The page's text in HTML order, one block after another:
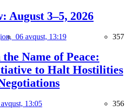
August 3–5, 2026
06 avqust, 13:19 357
Name of Peace:
to Halt Hostilities
13:05 356